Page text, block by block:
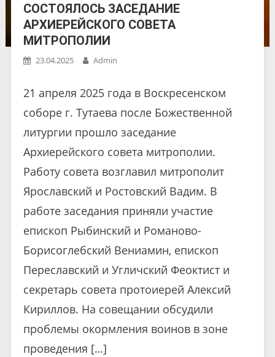
СОСТОЯЛОСЬ ЗАСЕДАНИЕ
АРХИЕРЕЙСКОГО СОВЕТА
МИТРОПОЛИИ
23.04.2025 Admin
21 апреля 2025 года в Воскресенском
соборе г. Тутаева после Божественной
литургии прошло заседание
Архиерейского совета митрополии.
Работу совета возглавил митрополит
Ярославский и Ростовский Вадим. В
работе заседания приняли участие
епископ Рыбинский и Романово-
Борисоглебский Вениамин, епископ
Переславский и Угличский Феоктист и
секретарь совета протоиерей Алексий
Кириллов. На совещании обсудили
проблемы окормления воинов в зоне
проведения […]